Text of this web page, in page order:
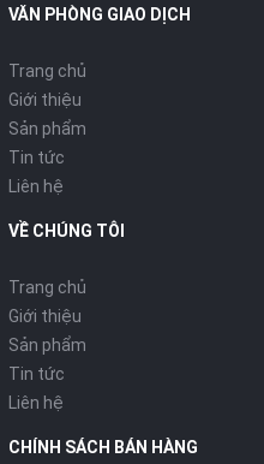
VĂN PHÒNG GIAO DỊCH
Trang chủ
Giới thiệu
Sản phẩm
Tin tức
Liên hệ
VỀ CHÚNG TÔI
Trang chủ
Giới thiệu
Sản phẩm
Tin tức
Liên hệ
CHÍNH SÁCH BÁN HÀNG